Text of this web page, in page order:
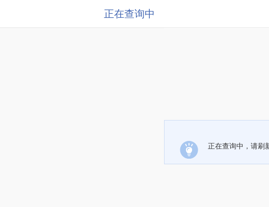
正在查询中
正在查询中，请刷